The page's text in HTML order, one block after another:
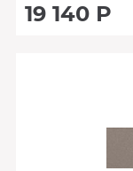
19 140 Р